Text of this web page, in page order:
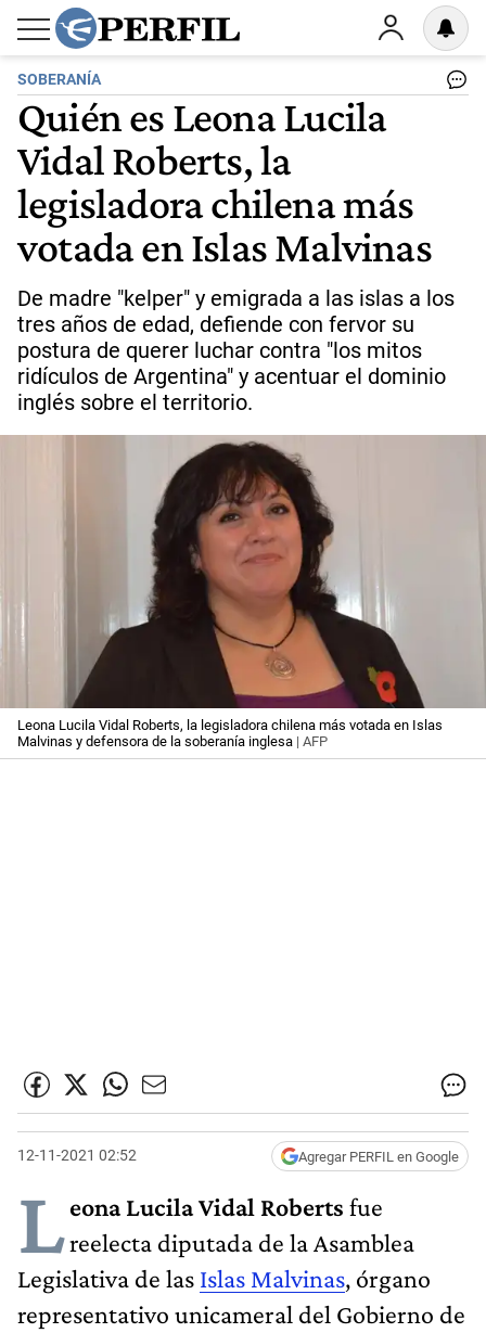
SOBERANÍA
Quién es Leona Lucila
Vidal Roberts, la
legisladora chilena más
votada en Islas Malvinas
De madre "kelper" y emigrada a las islas a los
tres años de edad, defiende con fervor su
postura de querer luchar contra "los mitos
ridículos de Argentina" y acentuar el dominio
inglés sobre el territorio.
Leona Lucila Vidal Roberts, la legisladora chilena más votada en Islas
Malvinas y defensora de la soberanía inglesa | AFP
12-11-2021 02:52 Agregar PERFIL en Google
Leona Lucila Vidal Roberts fue
reelecta diputada de la Asamblea
Legislativa de las Islas Malvinas, órgano
representativo unicameral del Gobierno de